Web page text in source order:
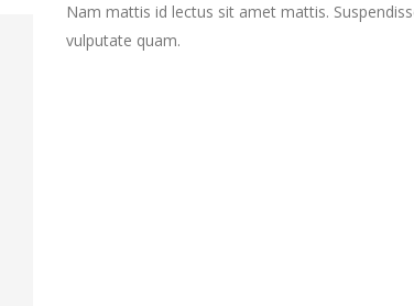
Nam mattis id lectus sit amet mattis.
vulputate quam.